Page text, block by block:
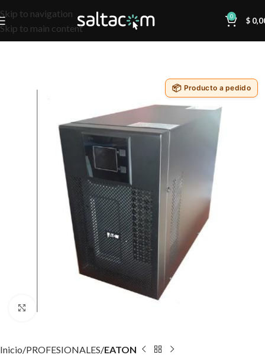
Skip to navigation
Skip to main content
0 $
Producto a pedido
Inicio PROFESIONALES EATON